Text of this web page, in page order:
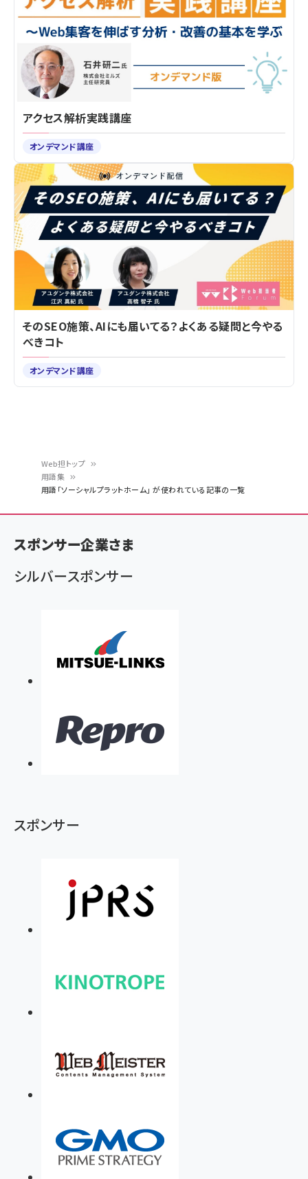
ン
く
ず
Web担トップ
用語集
用語「ソーシャルプラットホーム」 が使われている記事の一覧
アクセス解析実践講座
オンデマンド講座
そのSEO施策、AIにも届いてる？よくある疑問と今やる
べきコト
オンデマンド講座
スポンサー企業さま
シルバースポンサー
スポンサー